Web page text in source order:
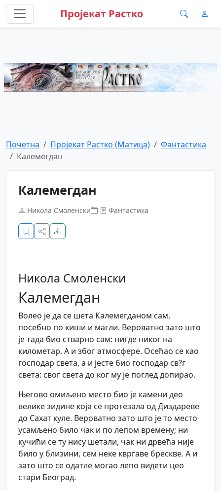
Пројекат Растко
Почетна Пројекат Растко (Матица)
Фантастика
Калемегдан
Калемегдан
Никола Смоленски Фантастика
Никола Смоленски
Калемегдан
Волео је да се шета Калемегданом сам,
посебно по киши и магли. Вероватно зато што
је тада био стварно сам: нигде никог на
километар. А и због атмосфере. Осећао се као
господар света, а и јесте био господар св?г
света: свог света до ког му је поглед допирао.
Његово омиљено место био је камени део
велике зидине која се протезала од Диздареве
до Сахат куле. Вероватно зато што је то место
усамљено било чак и по лепом времену; ни
кучићи се ту нису шетали, чак ни дрвећа није
било у близини, сем неке квргаве брескве. А и
зато што се одатле могао лепо видети цео
стари Београд.